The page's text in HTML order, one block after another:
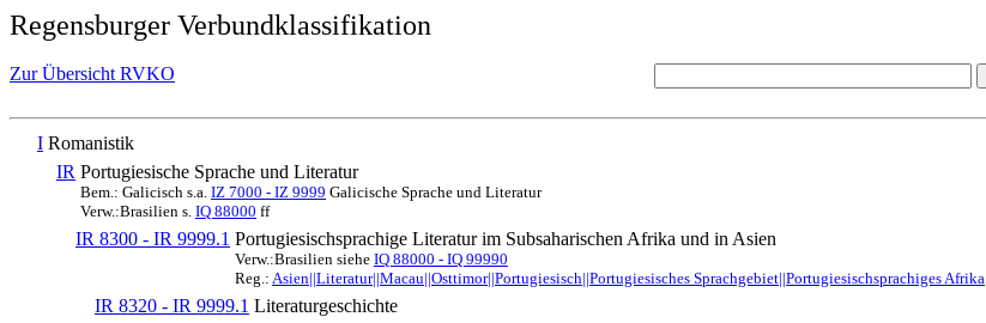
Regensburger Verbundklassifikation
Zur Übersicht RVKO
I Romanistik
IR Portugiesische Sprache und Literatur
Bem.: Galicisch s.a. IZ 7000 - IZ 9999 Galicische Sprache und Literatur
Verw.:Brasilien s. IQ 88000 ff
IR 8300 - IR 9999.1 Portugiesischsprachige Literatur im Subsaharischen Afrika und in Asien
Verw.:Brasilien siehe IQ 88000 - IQ 99990
Reg.: Asien||Literatur||Macau||Osttimor||Portugiesisch||Portugiesisches Sprachgebiet||Portugiesischsprachiges Afrika
IR 8320 - IR 9999.1 Literaturgeschichte